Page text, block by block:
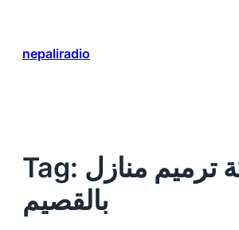
content
nepaliradio
Tag: ترميم منازل
بالقصيم